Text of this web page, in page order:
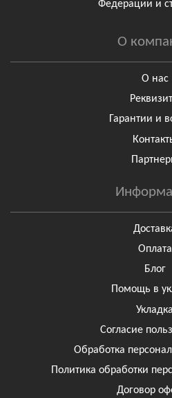
Федерации и
О
О нас
Гарантии и
Оплата
Блог
Помощь в
Укладка
Согласие
Обработка
Политика обработки
Договор